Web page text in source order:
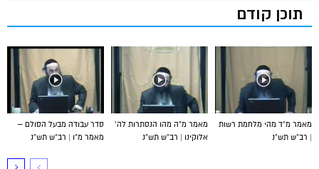
תוכן קודם
סדר עבודה מבעל הסולם –
מאמר מ”ו | רב”ש תש”נ
מאמר מ”ה מהו הנסתרות לה’
אלוקינו | רב”ש תש”נ
מאמר מ”ד מהי מלחמת רשות
| רב”ש תש”נ